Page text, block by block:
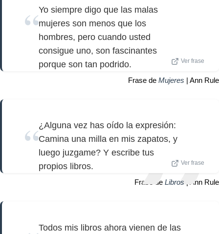
Yo siempre digo que las malas
mujeres son menos que los
hombres, pero cuando usted
consigue uno, son fascinantes
porque son tan podrido.
Ver frase
Frase de Mujeres | Ann Rule
¿Alguna vez has oído la expresión:
Camina una milla en mis zapatos, y
luego juzgame? Y escribe tus
propios libros.
Ver frase
Frase de Libros | Ann Rule
Todos mis libros ahora vienen de las